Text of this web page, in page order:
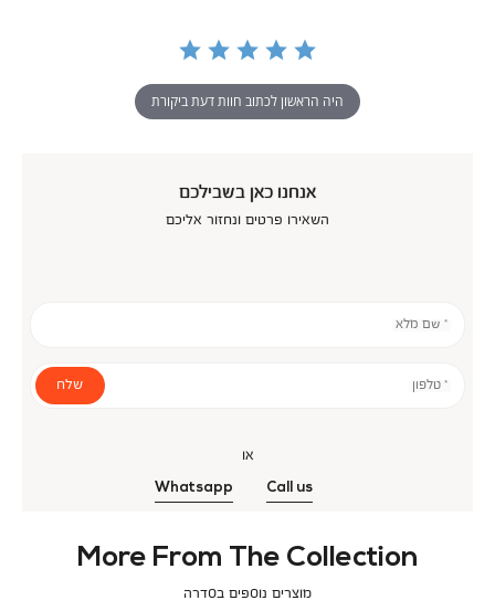
היה הראשון לכתוב חוות דעת ביקורת
אנחנו כאן בשבילכם
השאירו פרטים ונחזור אליכם
* שם מלא
* טלפון שלח
או
Call us
Whatsapp
More From The Collection
מוצרים נוספים בסדרה